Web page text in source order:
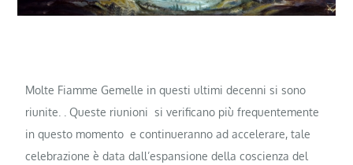
Molte Fiamme Gemelle in questi ultimi decenni si sono
riunite. . Queste riunioni si verificano più frequentemente
in questo momento e continueranno ad accelerare, tale
celebrazione è data dall’espansione della coscienza del